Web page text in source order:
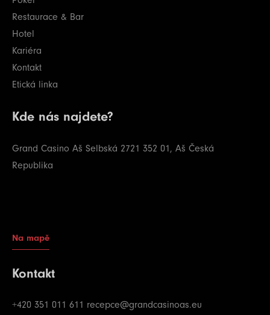
Restaurace & Bar
Hotel
Kariéra
Kontakt
Etická linka
Kde nás najdete?
Grand Casino Aš Selbská 2721 352 01, Aš Česká
Republika
Na mapě
Kontakt
+420 351 011 611 recepce@grandcasinoas.eu